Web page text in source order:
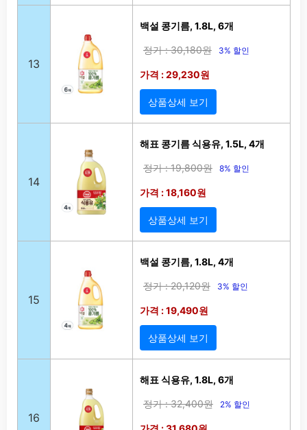
13
백설 콩기름, 1.8L, 6개
정가 : 30,180원 3% 할인
가격 : 29,230원
상품상세 보기
14
해표 콩기름 식용유, 1.5L, 4개
정가 : 19,800원 8% 할인
가격 : 18,160원
상품상세 보기
15
백설 콩기름, 1.8L, 4개
정가 : 20,120원 3% 할인
가격 : 19,490원
상품상세 보기
16
해표 식용유, 1.8L, 6개
정가 : 32,400원 2% 할인